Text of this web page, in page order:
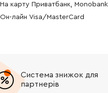
На карту Приватбанк, Monobank
Он-лайн Visa/MasterCard
Система знижок для
партнерів